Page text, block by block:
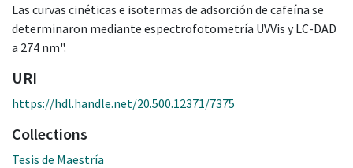
Las curvas cinéticas e isotermas de adsorción de cafeína se
determinaron mediante espectrofotometría UVVis y LC-DAD
a 274 nm".
URI
https://hdl.handle.net/20.500.12371/7375
Collections
Tesis de Maestría